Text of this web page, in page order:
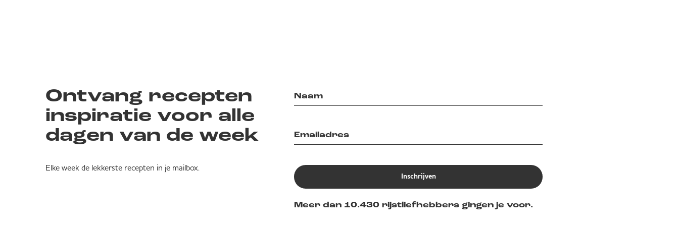
Ontvang recepten
inspiratie voor alle
dagen van de week
Elke week de lekkerste recepten in je mailbox.
Inschrijven
Meer dan 10.430 rijstliefhebbers gingen je voor.